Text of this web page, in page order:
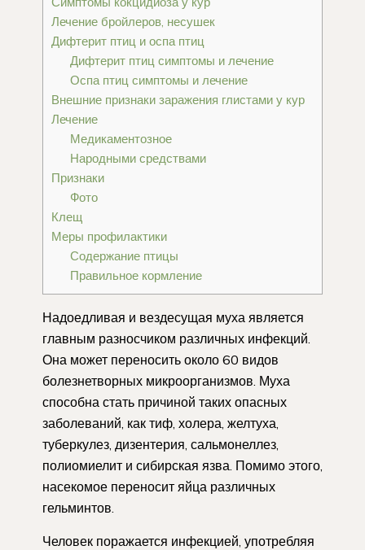
Лечение бройлеров, несушек
Дифтерит птиц и оспа птиц
Дифтерит птиц симптомы и лечение
Оспа птиц симптомы и лечение
Внешние признаки заражения глистами у кур
Лечение
Медикаментозное
Народными средствами
Признаки
Фото
Клещ
Меры профилактики
Содержание птицы
Правильное кормление
Надоедливая и вездесущая муха является
главным разносчиком различных инфекций.
Она может переносить около 60 видов
болезнетворных микроорганизмов. Муха
способна стать причиной таких опасных
заболеваний, как тиф, холера, желтуха,
туберкулез, дизентерия, сальмонеллез,
полиомиелит и сибирская язва. Помимо этого,
насекомое переносит яйца различных
гельминтов.
Человек поражается инфекцией, употребляя